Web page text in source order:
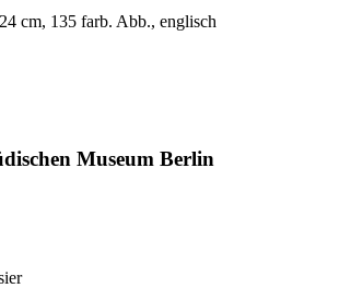
cm, 135 farb. Abb., englisch
Museum Berlin